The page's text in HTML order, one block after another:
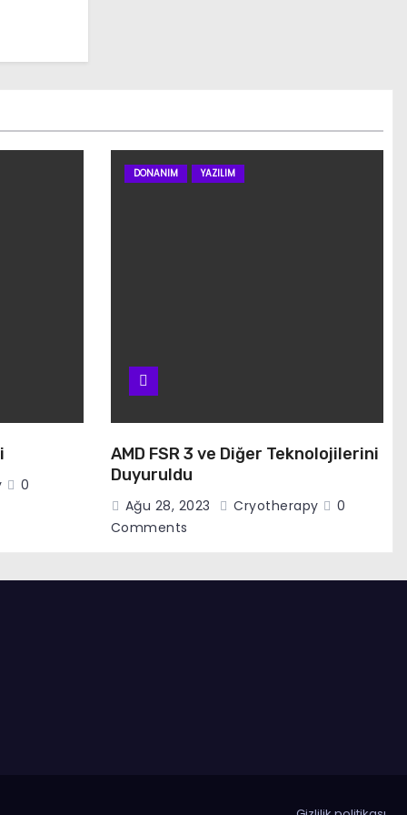
0
DONANIM YAZILIM
AMD FSR 3 ve Diğer Teknolojilerini
Duyuruldu
Ağu 28, 2023 Cryotherapy
0
Comments